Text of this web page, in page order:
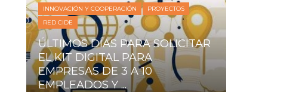
INNOVACIÓN Y COOPERACIÓN
PROYECTOS
RED CIDE
ÚLTIMOS DÍAS PARA SOLICITAR
EL KIT DIGITAL PARA
EMPRESAS DE 3 A 10
EMPLEADOS Y ...